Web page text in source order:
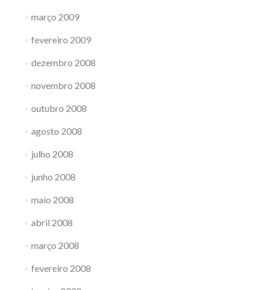
março 2009
fevereiro 2009
dezembro 2008
novembro 2008
outubro 2008
agosto 2008
julho 2008
junho 2008
maio 2008
abril 2008
março 2008
fevereiro 2008